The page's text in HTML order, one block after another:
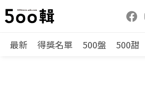
最新 得獎名單 500盤 500甜